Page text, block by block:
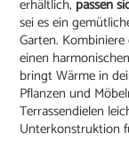
erhältlich, passen
sei es ein
Garten.
einen
bringt Wärme in
Pflanzen und
Terrassendielen
Unterkonstruktion